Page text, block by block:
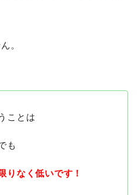
。
ことは
も
りなく低いです！